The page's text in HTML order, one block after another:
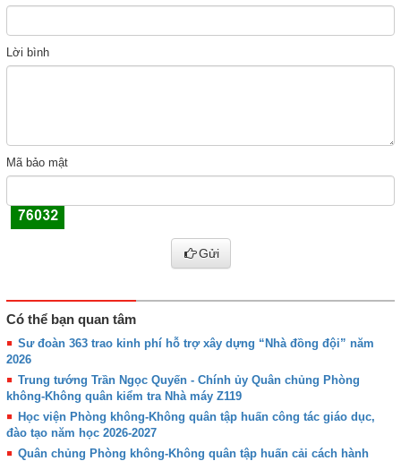
Lời bình
Mã bảo mật
Gửi
Có thể bạn quan tâm
Sư đoàn 363 trao kinh phí hỗ trợ xây dựng “Nhà đồng đội” năm
2026
Trung tướng Trần Ngọc Quyến - Chính ủy Quân chủng Phòng
không-Không quân kiểm tra Nhà máy Z119
Học viện Phòng không-Không quân tập huấn công tác giáo dục,
đào tạo năm học 2026-2027
Quân chủng Phòng không-Không quân tập huấn cải cách hành